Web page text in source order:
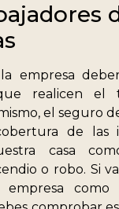
empresa
realicen el
el seguro
de las
casa
o robo. Si